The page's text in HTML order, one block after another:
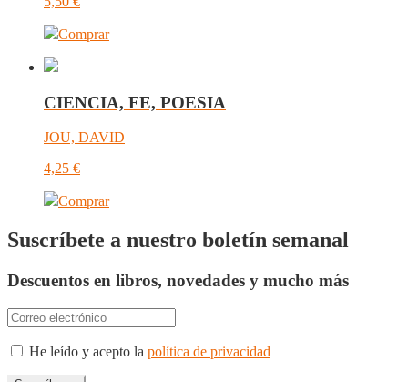
Comprar
CIENCIA, FE, POESIA
JOU, DAVID
4,25 €
Comprar
Suscríbete a nuestro boletín semanal
Descuentos en libros, novedades y mucho más
He leído y acepto la política de privacidad